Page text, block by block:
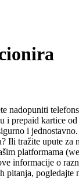
nadopuniti
i prepaid kartice
i
Ili tražite upute za
platformama
informacije o
pitanja, pogledajte